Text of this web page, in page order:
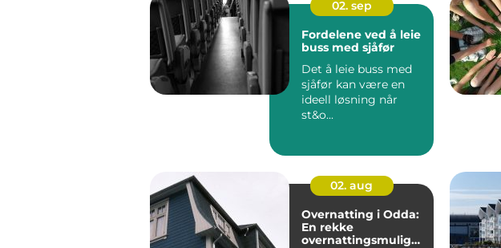
02. sep
Fordelene ved å leie
buss med sjåfør
Det å leie buss med
sjåfør kan være en
ideell løsning når
st&o...
02. aug
Overnatting i Odda:
En rekke
overnattingsmuligh